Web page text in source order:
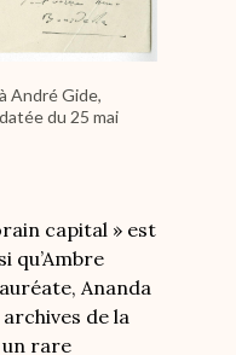
André Gide,
du 25 mai
capital » est
qu’Ambre
Ananda
archives de la
un rare